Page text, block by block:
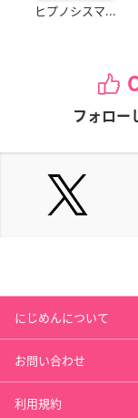
ヒプノシスマ...
フォロー
にじめんについて
お問い合わせ
利用規約